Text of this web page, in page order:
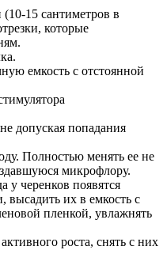
(10-15 сантиметров в
которые
емкость с отстоянной
допуская попадания
Полностью менять ее не
микрофлору.
у черенков появятся
высадить их в емкость с
пленкой, увлажнять
роста, снять с них